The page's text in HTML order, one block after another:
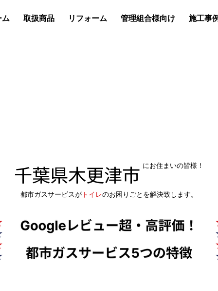
ム 取扱商品 リフォーム 管理組合様向け 施工事例
にお住まいの皆様！
千葉県木更津市
都市ガスサービスがトイレのお困りごとを解決致します。